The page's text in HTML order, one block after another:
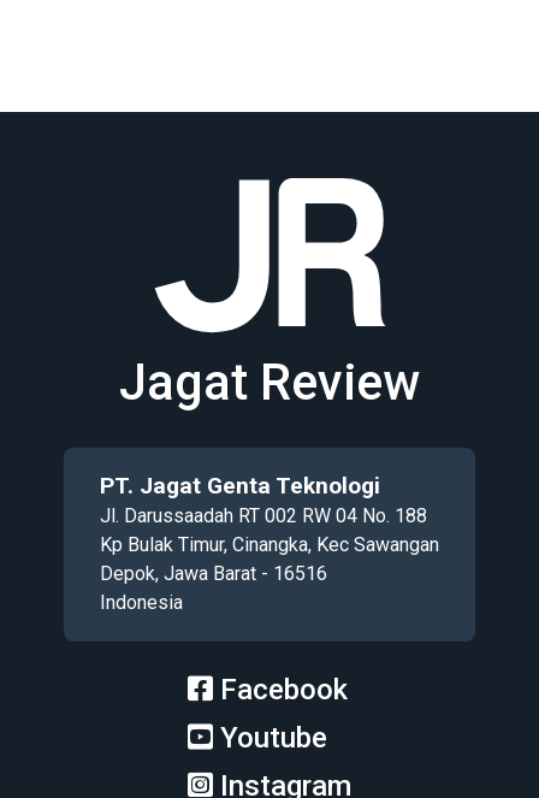
Jagat Review
PT. Jagat Genta Teknologi
Jl. Darussaadah RT 002 RW 04 No. 188
Kp Bulak Timur, Cinangka, Kec Sawangan
Depok, Jawa Barat - 16516
Indonesia
Facebook
Youtube
Instagram